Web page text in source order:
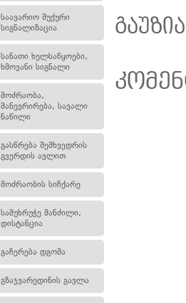
საავარიო შუქური
სიგნალიზაცია
სანათი ხელსაწყოები,
ხმოვანი სიგნალი
მოძრაობა,
მანევრირება, სავალი
ნაწილი
გასწრება შემხვედრის
გვერდის ავლით
მოძრაობის სიჩქარე
სამუხრუჭე მანძილი,
დისტანცია
გაჩერება დგომა
გზაჯვარედინის გავლა